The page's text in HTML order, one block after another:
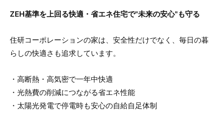
ZEH基準を上回る快適・省エネ住宅で"未来の安心"も守る
住研コーポレーションの家は、安全性だけでなく、毎日の暮
らしの快適さも追求しています。
・高断熱・高気密で一年中快適
・光熱費の削減につながる省エネ性能
・太陽光発電で停電時も安心の自給自足体制